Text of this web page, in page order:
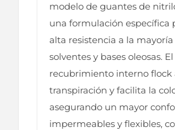
modelo de guantes de
una formulación específica
alta resistencia a la
solventes y bases oleosas. El
recubrimiento interno flock
transpiración y facilita la
asegurando un mayor
impermeables y flexibles,